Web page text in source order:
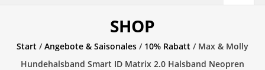
SHOP
Start/Angebote & Saisonales/ 10% Rabatt/ Max & Molly
Hundehalsband Smart ID Matrix 2.0 Halsband Neopren